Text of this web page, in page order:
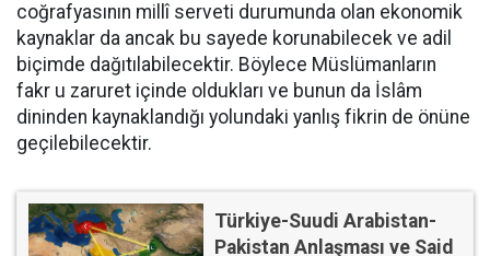
coğrafyasının millî serveti durumunda olan ekonomik
kaynaklar da ancak bu sayede korunabilecek ve adil
biçimde dağıtılabilecektir. Böylece Müslümanların
fakr u zaruret içinde oldukları ve bunun da İslâm
dininden kaynaklandığı yolundaki yanlış fikrin de önüne
geçilebilecektir.
Türkiye-Suudi Arabistan-
Pakistan Anlaşması ve Said